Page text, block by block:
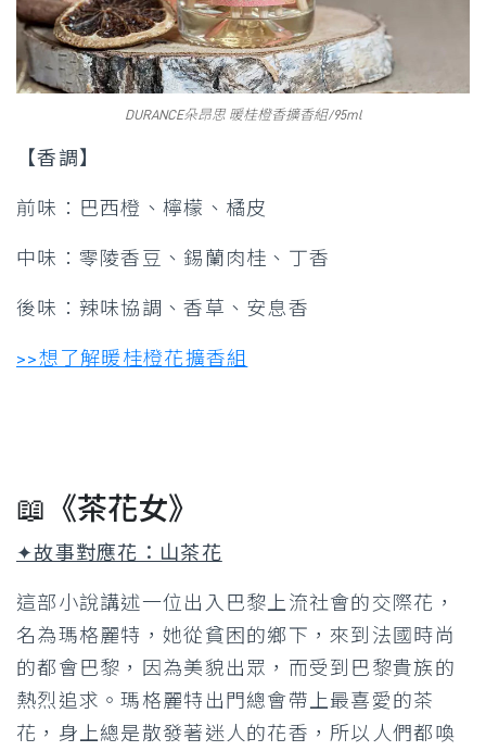
DURANCE朵昂思 暖桂橙香擴香組/95ml
【香調】
前味：巴西橙、檸檬、橘皮
中味：零陵香豆、錫蘭肉桂、丁香
後味：辣味協調、香草、安息香
>>想了解暖桂橙花擴香組
📖《茶花女》
✦故事對應花：山茶花
這部小說講述一位出入巴黎上流社會的交際花，
名為瑪格麗特，她從貧困的鄉下，來到法國時尚
的都會巴黎，因為美貌出眾，而受到巴黎貴族的
熱烈追求。瑪格麗特出門總會帶上最喜愛的茶
花，身上總是散發著迷人的花香，所以人們都喚